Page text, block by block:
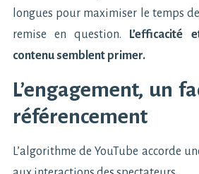
longues pour maximiser le temps
remise en question.
L’efficacité
contenu semblent primer.
L’engagement, un
référencement
L’algorithme de YouTube accorde